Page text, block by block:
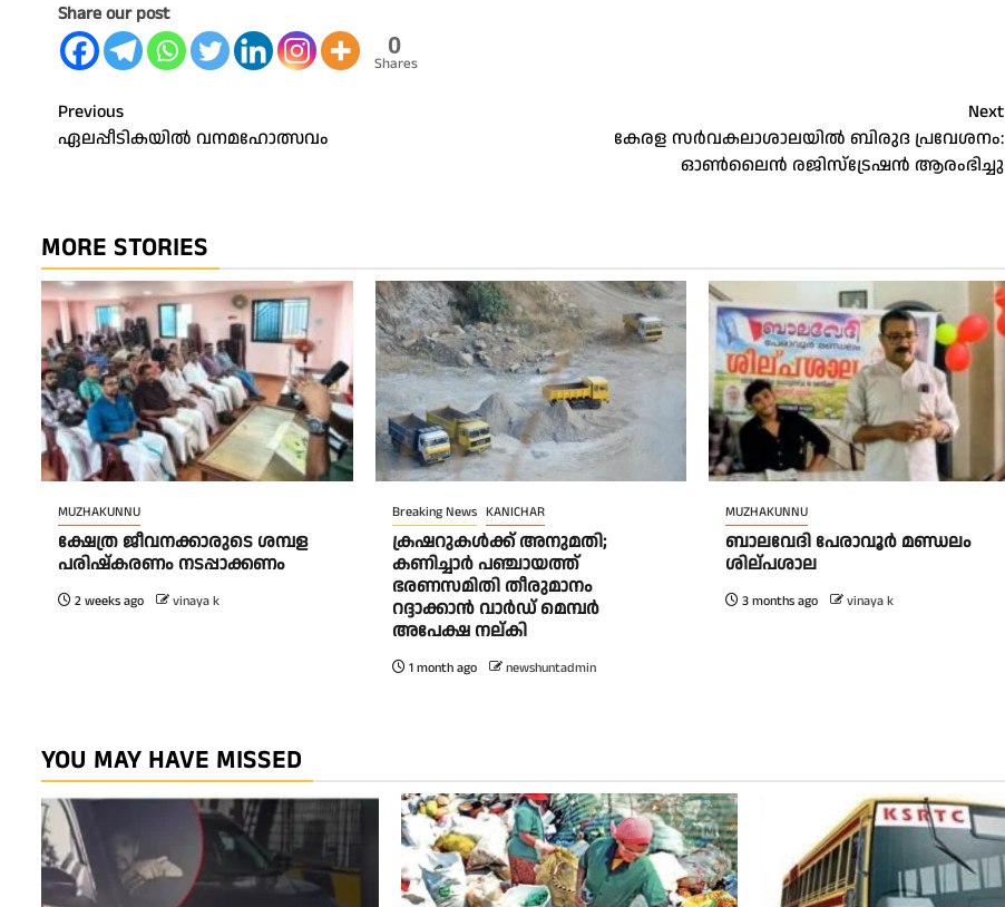
Share our post
0
Shares
Post
navigation
Previous
ഏലപ്പീടികയിൽ വനമഹോത്സവം
Next
കേരള സർവകലാശാലയിൽ ബിരുദ പ്രവേശനം:
ഓൺലൈൻ രജിസ്‌ട്രേഷൻ ആരംഭിച്ചു
MORE STORIES
MUZHAKUNNU
ക്ഷേത്ര ജീവനക്കാരുടെ ശമ്പള
പരിഷ്കരണം നടപ്പാക്കണം
2 weeks ago vinaya k
Breaking News KANICHAR
ക്രഷറുകൾക്ക് അനുമതി;
കണിച്ചാർ പഞ്ചായത്ത്
ഭരണസമിതി തീരുമാനം
റദ്ദാക്കാൻ വാർഡ് മെമ്പർ
അപേക്ഷ നല്കി
1 month ago newshuntadmin
MUZHAKUNNU
ബാലവേദി പേരാവൂർ മണ്ഡലം
ശില്പശാല
3 months ago vinaya k
YOU MAY HAVE MISSED